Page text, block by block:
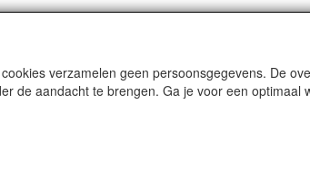
/ webwinkel www.smitseonline.nl / K.v.k.
nr. RABONL2U
verzamelen geen persoonsgegevens. De
de aandacht te brengen. Ga je voor een optimaal